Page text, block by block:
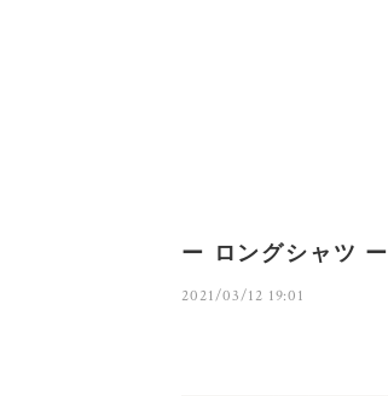
ー ロングシャツ ー
2021/03/12 19:01